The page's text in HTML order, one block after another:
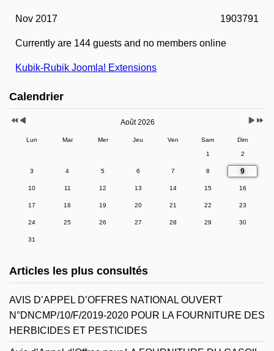
Nov 2017 1903791
Currently are 144 guests and no members online
Kubik-Rubik Joomla! Extensions
Calendrier
Août 2026
Lun Mar Mer Jeu Ven Sam Dim
1 2
3 4 5 6 7 8 9
10 11 12 13 14 15 16
17 18 19 20 21 22 23
24 25 26 27 28 29 30
31
Articles les plus consultés
AVIS D’APPEL D’OFFRES NATIONAL OUVERT
N°DNCMP/10/F/2019-2020 POUR LA FOURNITURE DES
HERBICIDES ET PESTICIDES